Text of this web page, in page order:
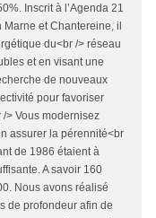
Inscrit à l’Agenda 21
Marne et Chantereine, il
du<br /> réseau
et en visant une
de nouveaux
pour favoriser
> Vous modernisez
assurer la pérennité<br
de 1986 étaient à
A savoir 160
Nous avons réalisé
de profondeur afin de